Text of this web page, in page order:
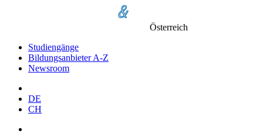
Österreich
Studiengänge
Bildungsanbieter A-Z
Newsroom
DE
CH